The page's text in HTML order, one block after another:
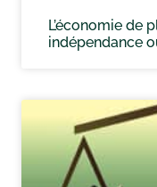
L’économie de
indépendance